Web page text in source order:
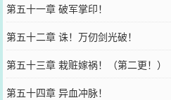
第五十一章 破军掌印！
第五十二章 诛！万仞剑光破！
第五十三章 栽赃嫁祸！（第二更！）
第五十四章 异血冲脉！